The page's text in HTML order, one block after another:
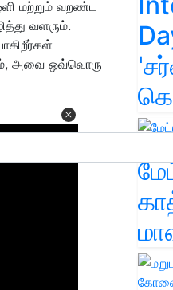
மற்றும் வறண்ட
வளரும்.
, அவை ஒவ்வொரு